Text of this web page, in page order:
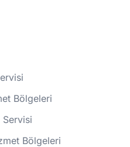
Bölgeleri
Servisi
Bölgeleri